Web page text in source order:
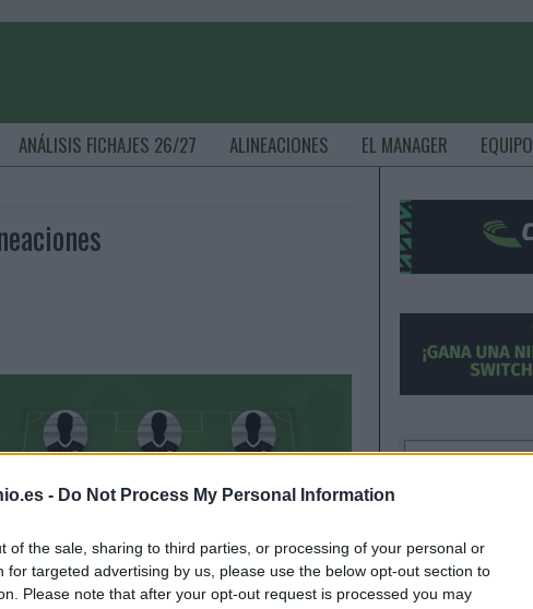
- Do Not Process My Personal Information
of the sale, sharing to third parties, or processing of your personal or
for targeted advertising by us, please use the below opt-out section to
Please note that after your opt-out request is processed you may
ANÁLISIS FICHAJES 26/27 ALINEACIONES EL MANAGER EQUIPO